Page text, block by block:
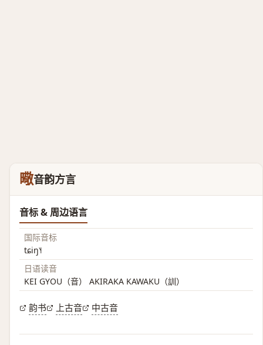
曔音韵方言
音标 & 周边语言
国际音标
tɕiŋ˥˧
日语读音
KEI GYOU（音） AKIRAKA KAWAKU（訓）
韵书 上古音 中古音